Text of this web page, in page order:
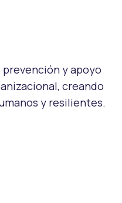
y apoyo
creando
y resilientes.